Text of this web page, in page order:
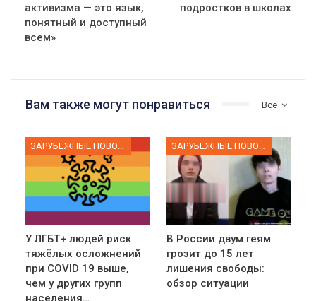
активизма — это язык,
понятный и доступный
всем»
подростков в школах
Все
Вам также могут понравиться
ЗАРУБЕЖНЫЕ НОВОСТИ
У ЛГБТ+ людей риск
тяжёлых осложнений
при COVID 19 выше,
чем у других групп
населения…
ЗАРУБЕЖНЫЕ НОВОСТИ
В России двум геям
грозит до 15 лет
лишения свободы:
обзор ситуации